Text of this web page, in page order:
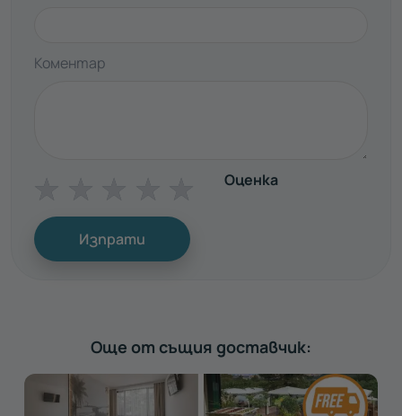
Коментар
Оценка
Изпрати
Още от същия доставчик: